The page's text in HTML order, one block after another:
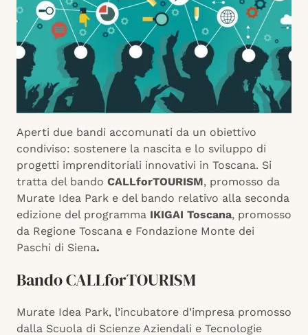
Aperti due bandi accomunati da un obiettivo
condiviso: sostenere la nascita e lo sviluppo di
progetti imprenditoriali innovativi in Toscana. Si
tratta del bando CALLforTOURISM, promosso da
Murate Idea Park e del bando relativo alla seconda
edizione del programma IKIGAI Toscana, promosso
da Regione Toscana e Fondazione Monte dei
Paschi di Siena.
Bando CALLforTOURISM
Murate Idea Park, l’incubatore d’impresa promosso
dalla Scuola di Scienze Aziendali e Tecnologie